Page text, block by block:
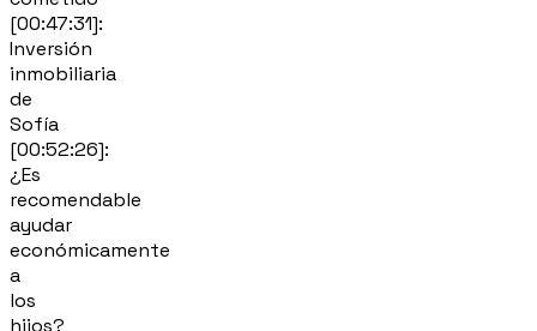
[00:47:31]:
Inversión
inmobiliaria
de
Sofía
[00:52:26]:
¿Es
recomendable
ayudar
económicamente
a
los
hijos?